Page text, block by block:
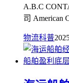
A.B.C
司 American
物流科普